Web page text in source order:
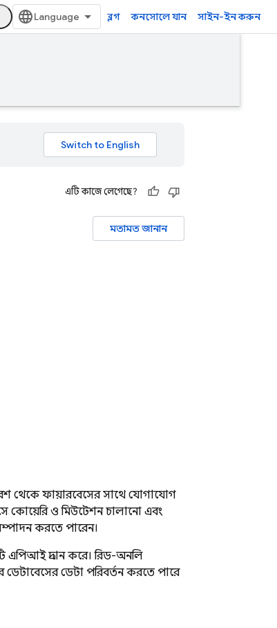
ব্লগ কনসোলে যান সাইন-ইন করুন
এটি কাজে লেগেছে?
মতামত জানান
থেকে ফায়ারবেসের সাথে যোগাযোগ
কোয়েরি ও মিউটেশন চালানো এবং
করতে পারেন।
প্রদান করে। রিড-অনলি
ডেটাবেসের ডেটা পরিবর্তন করতে পারে